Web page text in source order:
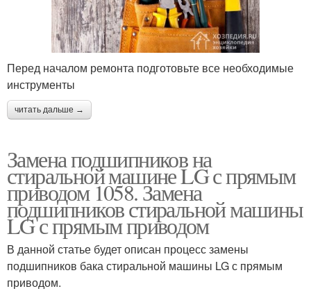
Перед началом ремонта подготовьте все необходимые
инструменты
читать дальше →
Замена подшипников на
стиральной машине LG с прямым
приводом 1058. Замена
подшипников стиральной машины
LG с прямым приводом
В данной статье будет описан процесс замены
подшипников бака стиральной машины LG с прямым
приводом.